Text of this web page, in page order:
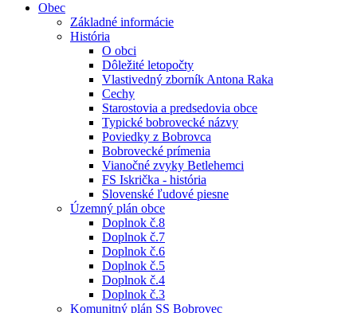
Obec
Základné informácie
História
O obci
Dôležité letopočty
Vlastivedný zborník Antona Raka
Cechy
Starostovia a predsedovia obce
Typické bobrovecké názvy
Poviedky z Bobrovca
Bobrovecké prímenia
Vianočné zvyky Betlehemci
FS Iskrička - história
Slovenské ľudové piesne
Územný plán obce
Doplnok č.8
Doplnok č.7
Doplnok č.6
Doplnok č.5
Doplnok č.4
Doplnok č.3
Komunitný plán SS Bobrovec